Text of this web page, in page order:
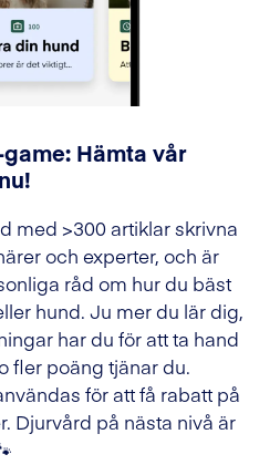
Hämta vår
med >300 artiklar skrivna
och experter, och är
råd om hur du bäst
hund. Ju mer du lär dig,
har du för att ta hand
fler poäng tjänar du.
för att få rabatt på
Djurvård på nästa nivå är